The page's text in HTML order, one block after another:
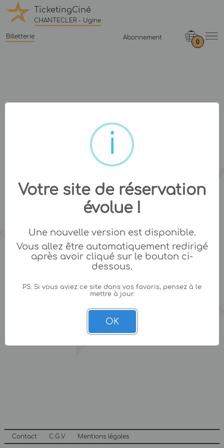
TicketingCiné
CHANTECLER - Ugine
Billetterie Abonnement
0
Contact C.G.V Mentions légales
Votre site de réservation
évolue !
Une nouvelle version est disponible.
Vous allez être automatiquement redirigé
après avoir cliqué sur le bouton ci-
dessous.
PS: Si vous aviez ce site dans vos favoris, pensez à le
mettre à jour.
OK